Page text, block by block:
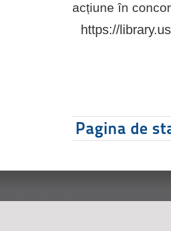
acțiune în
https://
Pagina de